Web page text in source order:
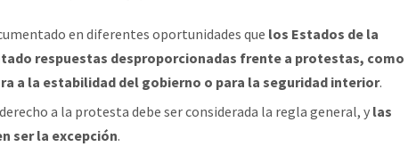
en diferentes oportunidades que los Estados de la
respuestas desproporcionadas frente a protestas, como
a la estabilidad del gobierno o para la seguridad interior.
a la protesta debe ser considerada la regla general, y las
ser la excepción.